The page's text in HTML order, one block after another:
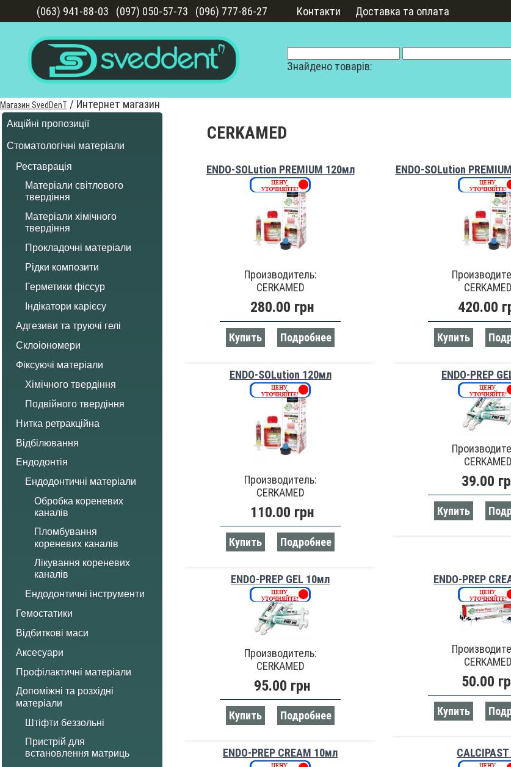
(063) 941-88-03 (097) 050-57-73 (096) 777-86-27 Контакти Доставка та оплата
Знайдено товарів:
Магазин SvedDenT / Интернет магазин
Акційні пропозиції
Стоматологічні матеріали
Реставрація
Матеріали світлового
твердіння
Матеріали хімічного
твердіння
Прокладочні матеріали
Рідки композити
Герметики фіссур
Індікатори карієсу
Адгезиви та труючі гелі
Склоіономери
Фіксуючі матеріали
Хімічного твердіння
Подвійного твердіння
Нитка ретракційна
Відбілювання
Ендодонтія
Ендодонтичні матеріали
Обробка кореневих
каналів
Пломбування
кореневих каналів
Лікування кореневих
каналів
Ендодонтичні інструменти
Гемостатики
Відбиткові маси
Аксесуари
Профілактичні матеріали
Допоміжні та розхідні
матеріали
Штіфти беззольні
Пристрій для
встановлення матриць
CERKAMED
ENDO-SOLution PREMIUM 120мл
Производитель:
CERKAMED
280.00 грн
Купить Подробнее
ENDO-SOLution
CERKAMED
420.00
Купить
ENDO-SOLution 120мл
Производитель:
CERKAMED
110.00 грн
Купить Подробнее
ENDO-PREP
CERKAMED
39.00
Купить
ENDO-PREP GEL 10мл
Производитель:
CERKAMED
95.00 грн
Купить Подробнее
ENDO-PREP
CERKAMED
50.00
Купить
ENDO-PREP CREAM 10мл CALCIPAST